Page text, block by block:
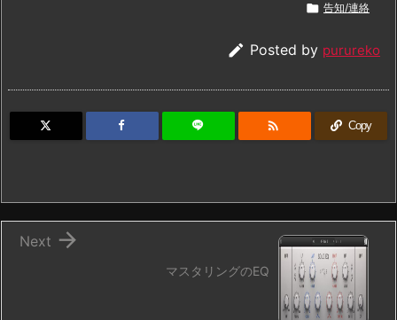
 告知/連絡
 Posted by purureko
 Copy
マスタリングのEQ

Next